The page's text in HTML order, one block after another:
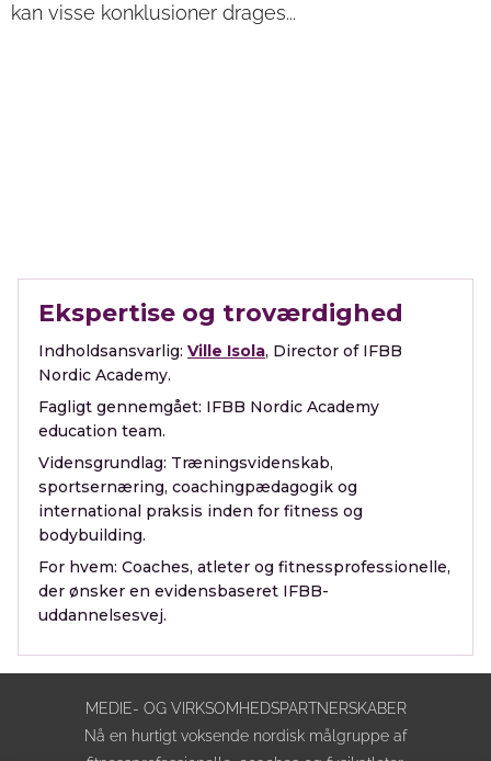
kan visse konklusioner drages...
Ekspertise og troværdighed
Indholdsansvarlig: Ville Isola, Director of IFBB
Nordic Academy.
Fagligt gennemgået: IFBB Nordic Academy
education team.
Vidensgrundlag: Træningsvidenskab,
sportsernæring, coachingpædagogik og
international praksis inden for fitness og
bodybuilding.
For hvem: Coaches, atleter og fitnessprofessionelle,
der ønsker en evidensbaseret IFBB-
uddannelsesvej.
MEDIE- OG VIRKSOMHEDSPARTNERSKABER
Nå en hurtigt voksende nordisk målgruppe af